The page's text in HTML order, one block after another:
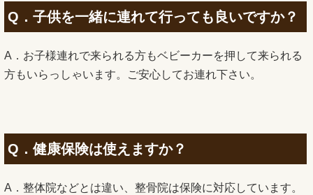
Q．子供を一緒に連れて行っても良いですか？
A．お子様連れで来られる方もベビーカーを押して来られる
方もいらっしゃいます。ご安心してお連れ下さい。
Q．健康保険は使えますか？
A．整体院などとは違い、整骨院は保険に対応しています。